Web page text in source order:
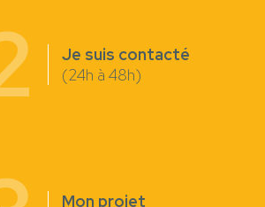
Je suis contacté
(24h à 48h)
Mon projet